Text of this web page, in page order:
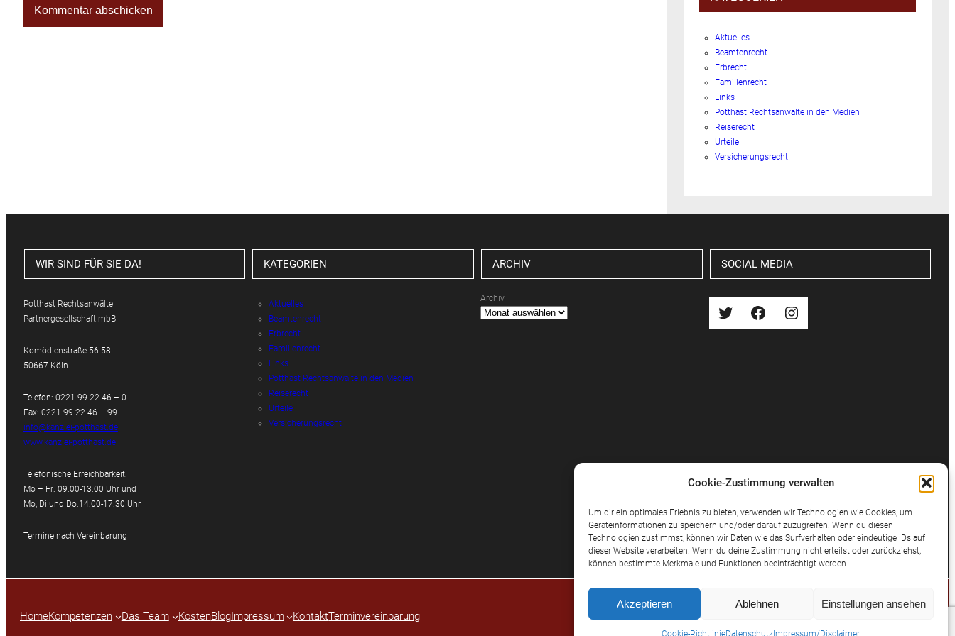
Cookie-Zustimmung verwalten
Um dir ein optimales Erlebnis zu bieten, verwenden wir Technologien wie Cookies, um
Geräteinformationen zu speichern und/oder darauf zuzugreifen. Wenn du diesen
Technologien zustimmst, können wir Daten wie das Surfverhalten oder eindeutige IDs auf
dieser Website verarbeiten. Wenn du deine Zustimmung nicht erteilst oder zurückziehst,
können bestimmte Merkmale und Funktionen beeinträchtigt werden.
Akzeptieren Ablehnen Einstellungen ansehen
Cookie-RichtlinieDatenschutz Impressum/Disclaimer
Aktuelles
Beamtenrecht
Erbrecht
Familienrecht
Links
Potthast Rechtsanwälte in den Medien
Reiserecht
Urteile
Versicherungsrecht
WIR SIND FÜR SIE DA!
Potthast Rechtsanwälte
Partnergesellschaft mbB
Komödienstraße 56-58
50667 Köln
Telefon: 0221 99 22 46 – 0
Fax: 0221 99 22 46 – 99
info@kanzlei-potthast.de
www.kanzlei-potthast.de
Telefonische Erreichbarkeit:
Mo – Fr: 09:00-13:00 Uhr und
Mo, Di und Do:14:00-17:30 Uhr
Termine nach Vereinbarung
KATEGORIEN
Aktuelles
Beamtenrecht
Erbrecht
Familienrecht
Links
Potthast Rechtsanwälte in den Medien
Reiserecht
Urteile
Versicherungsrecht
ARCHIV
Archiv
SOCIAL MEDIA
Twitter Facebook Instagram
HomeKompetenzen Das Team KostenBlogImpressum KontaktTerminvereinbarung